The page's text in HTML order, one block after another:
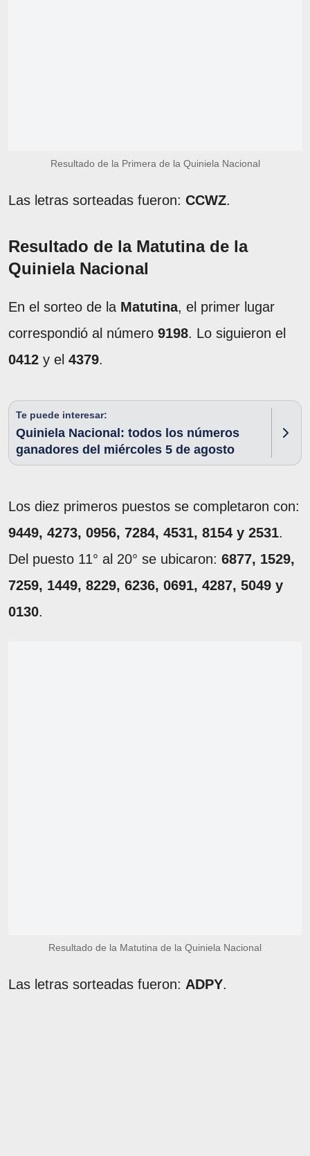
Resultado de la Primera de la Quiniela Nacional
Las letras sorteadas fueron: CCWZ.
Resultado de la Matutina de la
Quiniela Nacional
En el sorteo de la Matutina, el primer lugar
correspondió al número 9198. Lo siguieron el
0412 y el 4379.
Te puede interesar:
Quiniela Nacional: todos los números
ganadores del miércoles 5 de agosto
Los diez primeros puestos se completaron con:
9449, 4273, 0956, 7284, 4531, 8154 y 2531.
Del puesto 11° al 20° se ubicaron: 6877, 1529,
7259, 1449, 8229, 6236, 0691, 4287, 5049 y
0130.
Resultado de la Matutina de la Quiniela Nacional
Las letras sorteadas fueron: ADPY.